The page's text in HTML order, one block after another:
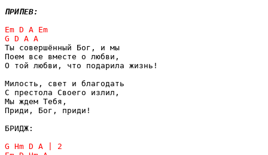
ПРИПЕВ:
Ты совершённый Бог, и мы
Поем все вместе о любви,
О той любви, что подарила жизнь!
Милость, свет и благодать
С престола Своего излил,
Мы ждем Тебя,
Приди, Бог, приди!
БРИДЖ: